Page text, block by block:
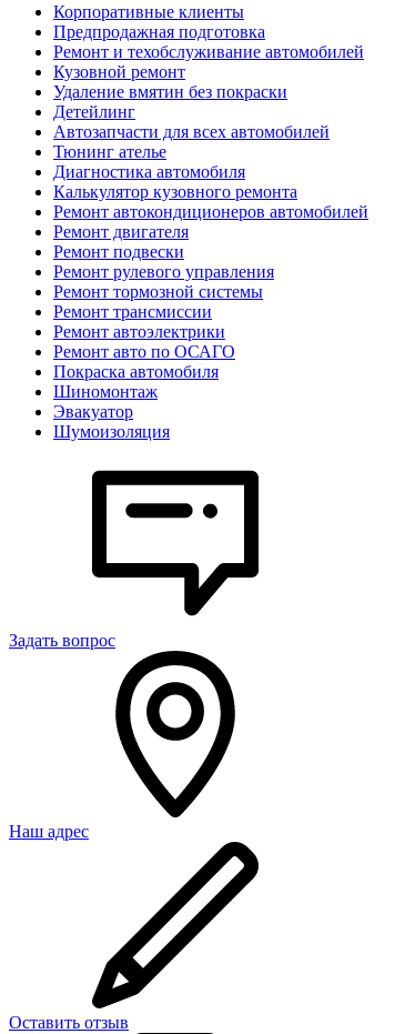
Корпоративные клиенты
Предпродажная подготовка
Ремонт и техобслуживание автомобилей
Кузовной ремонт
Удаление вмятин без покраски
Детейлинг
Автозапчасти для всех автомобилей
Тюнинг ателье
Диагностика автомобиля
Калькулятор кузовного ремонта
Ремонт автокондиционеров автомобилей
Ремонт двигателя
Ремонт подвески
Ремонт рулевого управления
Ремонт тормозной системы
Ремонт трансмиссии
Ремонт автоэлектрики
Ремонт авто по ОСАГО
Покраска автомобиля
Шиномонтаж
Эвакуатор
Шумоизоляция
Задать вопрос
Наш адрес
Оставить отзыв